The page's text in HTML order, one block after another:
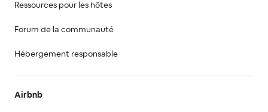
Ressources pour les hôtes
Forum de la communauté
Hébergement responsable
Airbnb